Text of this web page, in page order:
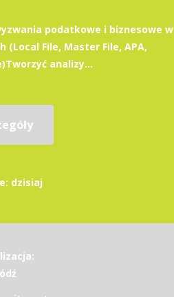
podatkowe i biznesowe w
File, Master File, APA,
analizy...
dzisiaj